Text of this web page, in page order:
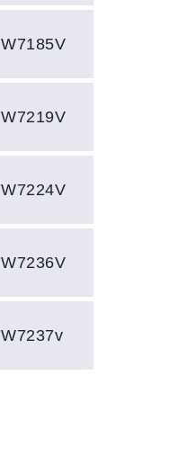
W7185V
W7219V
W7224V
W7236V
W7237v